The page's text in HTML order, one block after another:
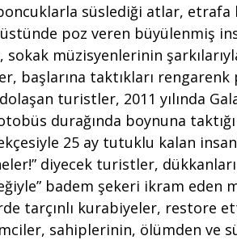
süslediği atlar, etrafa
poz veren büyülenmiş
sokak müzisyenlerinin
başlarına taktıkları rengarenk
turistler, 2011 yılında
durağında boynuna
25 ay tutuklu kalan
diyecek turistler,
badem şekeri ikram eden
tarçınlı kurabiyeler, restore
sahiplerinin, ölümden ve